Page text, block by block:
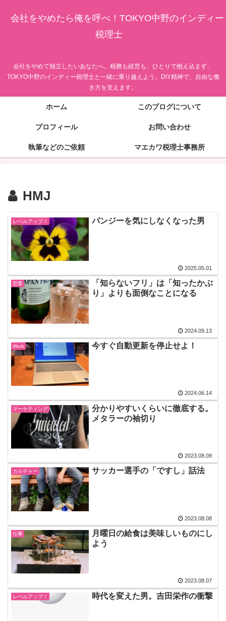
会社をやめたら俺を呼べ！TOKYO中野のインディー
税理士
会社をやめて独立したいあなたへ。税務も経営も、ひとりで抱え込まず、
TOKYO中野のインディー税理士と一緒に乗り越えよう。DIY精神で、自由な働
き方を支えます。
ホーム このブログについて
プロフィール お問い合わせ
執筆などのご依頼 マエカワ税理士事務所
HMJ
レベルアップ！ パンジーを気にしなくなった男
2025.05.01
営業
「知らないフリ」は「知ったかぶ
り」よりも面倒なことになる
2024.09.13
Work 今すぐ自動更新を停止せよ！
2024.06.14
マーケティング
分かりやすいくらいに徹底する。
メタラーの袖切り
2023.08.09
カルチャー サッカー選手の「ですし」話法
2023.08.08
仕事
月曜日の給食は美味しいものにし
よう
2023.08.07
レベルアップ！ 時代を変えた男。吉田栄作の衝撃